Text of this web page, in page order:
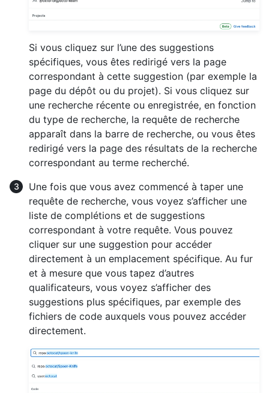
Si vous cliquez sur l’une des suggestions
spécifiques, vous êtes redirigé vers la page
correspondant à cette suggestion (par exemple la
page du dépôt ou du projet). Si vous cliquez sur
une recherche récente ou enregistrée, en fonction
du type de recherche, la requête de recherche
apparaît dans la barre de recherche, ou vous êtes
redirigé vers la page des résultats de la recherche
correspondant au terme recherché.
Une fois que vous avez commencé à taper une
requête de recherche, vous voyez s’afficher une
liste de complétions et de suggestions
correspondant à votre requête. Vous pouvez
cliquer sur une suggestion pour accéder
directement à un emplacement spécifique. Au fur
et à mesure que vous tapez d’autres
qualificateurs, vous voyez s’afficher des
suggestions plus spécifiques, par exemple des
fichiers de code auxquels vous pouvez accéder
directement.